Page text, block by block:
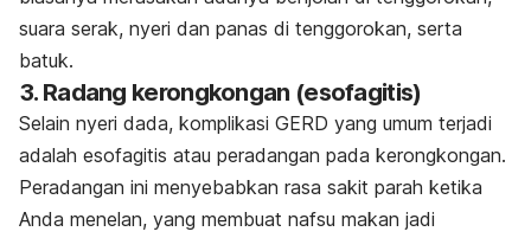
suara serak, nyeri dan panas di tenggorokan, serta
batuk.
3. Radang kerongkongan (esofagitis)
Selain nyeri dada, komplikasi GERD yang umum terjadi
adalah esofagitis atau peradangan pada kerongkongan.
Peradangan ini menyebabkan rasa sakit parah ketika
Anda menelan, yang membuat nafsu makan jadi